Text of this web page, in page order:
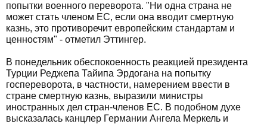
попытки военного переворота. "Ни одна страна не
может стать членом ЕС, если она вводит смертную
казнь, это противоречит европейским стандартам и
ценностям" - отметил Эттингер.
В понедельник обеспокоенность реакцией президента
Турции Реджепа Тайипа Эрдогана на попытку
госпереворота, в частности, намерением ввести в
стране смертную казнь, выразили министры
иностранных дел стран-членов ЕС. В подобном духе
высказалась канцлер Германии Ангела Меркель и